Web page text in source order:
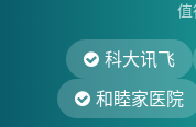
值
科大讯飞
和睦家医院